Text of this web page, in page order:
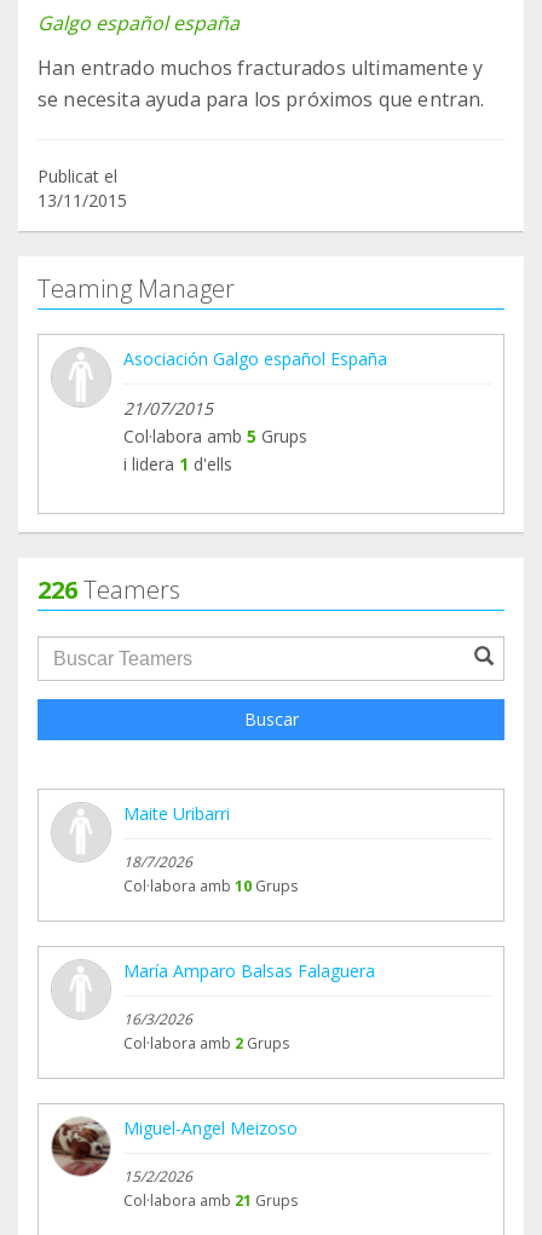
Galgo español españa
Han entrado muchos fracturados ultimamente y
se necesita ayuda para los próximos que entran.
Publicat el
13/11/2015
Teaming Manager
Asociación Galgo español España
21/07/2015
Col·labora amb 5 Grups
i lidera 1 d'ells
226Teamers
groupProfile.searchForm.search.text???
Buscar
Maite Uribarri
18/7/2026
Col·labora amb 10 Grups
María Amparo Balsas Falaguera
16/3/2026
Col·labora amb 2 Grups
Miguel-Angel Meizoso
15/2/2026
Col·labora amb 21 Grups